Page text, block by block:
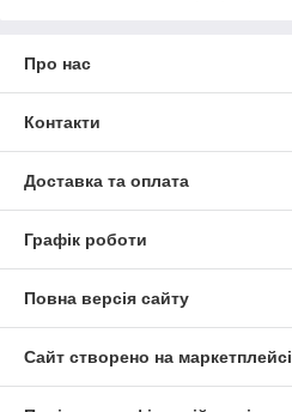
Про нас
Контакти
Доставка та оплата
Графік роботи
Повна версія сайту
Сайт створено на маркетплейсі